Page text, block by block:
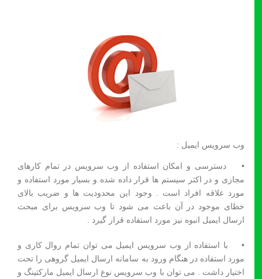
وب سرویس ایمیل :
• دسترسی و امکان استفاده از وب سرویس در تمام کارهای
مجازی و در اکثر سیستم ها قرار داده شده و بسیار مورد استفاده و
مورد علاقه افراد است . وجود این محدودیت ها و ضریب بالای
خطای موجود در آن باعث می شود تا وب سرویس برای مبحث
ارسال ایمیل انبوه نیز مورد استفاده قرار گیرد .
• با استفاده از وب سرویس ایمیل می توان تمام روال کاری و
مورد استفاده در هنگام ورود به سامانه ارسال ایمیل گروهی را تحت
اختیار داشت . می توان با وب سرویس نوع ارسال ایمیل مارکتینگ و